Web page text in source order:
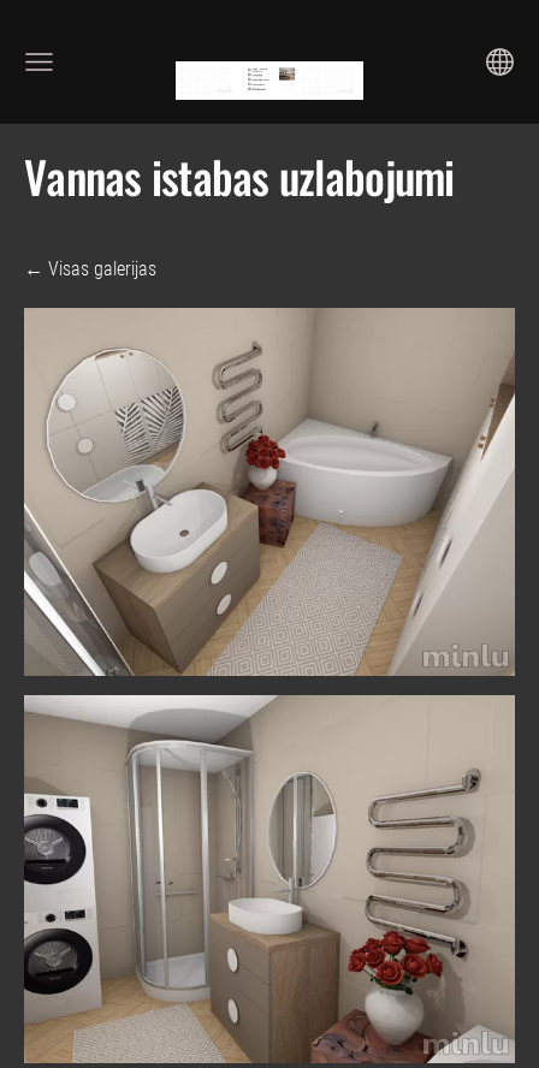
Vannas istabas uzlabojumi
Visas galerijas